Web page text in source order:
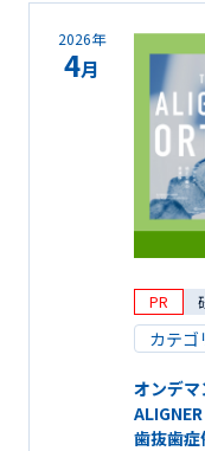
2026年
4月
PR
カテゴ
オンデマ
歯抜歯